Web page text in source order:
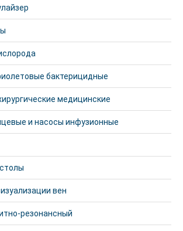
бактерицидные
медицинские
и насосы инфузионные
вен
резонансный